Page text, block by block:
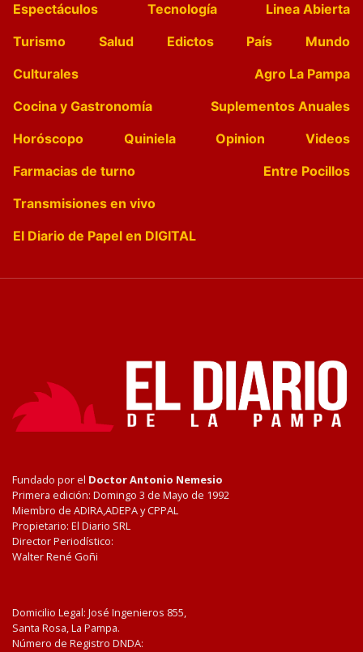
Espectáculos
Tecnología
Linea Abierta
Turismo
Salud Edictos País
Mundo
Culturales
Agro La Pampa
Cocina y Gastronomía
Suplementos Anuales
Horóscopo
Quiniela Opinion
Videos
Farmacias de turno
Entre Pocillos
Transmisiones en vivo
El Diario de Papel en DIGITAL
Fundado por el Doctor Antonio Nemesio
Primera edición: Domingo 3 de Mayo de 1992
Miembro de ADIRA,ADEPA y CPPAL
Propietario: El Diario SRL
Director Periodístico:
Walter René Goñi
Domicilio Legal: José Ingenieros 855,
Santa Rosa, La Pampa.
Número de Registro DNDA: